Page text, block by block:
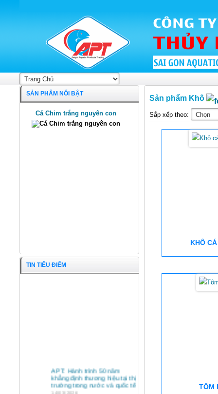
Sản phẩm Khô
Sắp xếp theo:
KHÔ
TÔM
SẢN PHẨM NỔI BẬT
Cá Chim trắng nguyên con
TIN TIÊU ĐIỂM
APT: Hành trình 50 năm
khẳng định thương hiệu tại thị
trường trong nước và quốc tế
14/03/2026